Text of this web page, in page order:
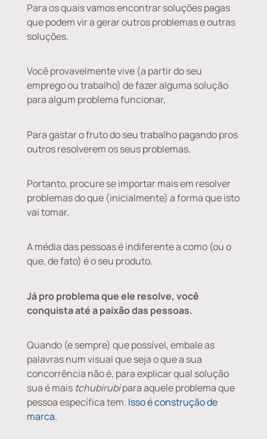
Para os quais vamos encontrar soluções pagas
que podem vir a gerar outros problemas e outras
soluções.
Você provavelmente vive (a partir do seu
emprego ou trabalho) de fazer alguma solução
para algum problema funcionar,
Para gastar o fruto do seu trabalho pagando pros
outros resolverem os seus problemas.
Portanto, procure se importar mais em resolver
problemas do que (inicialmente) a forma que isto
vai tomar.
A média das pessoas é indiferente a como (ou o
que, de fato) é o seu produto.
Já pro problema que ele resolve, você
conquista até a paixão das pessoas.
Quando (e sempre) que possível, embale as
palavras num visual que seja o que a sua
concorrência não é, para explicar qual solução
sua é mais tchubirubipara aquele problema que
pessoa específica tem. Isso é construção de
marca.